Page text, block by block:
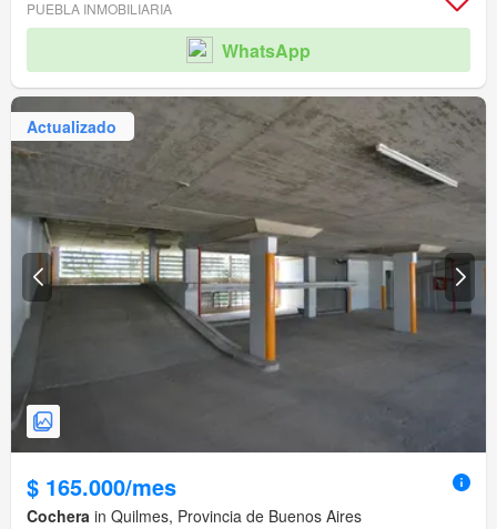
PUEBLA INMOBILIARIA
WhatsApp
Actualizado
$ 165.000/mes
Cochera in Quilmes, Provincia de Buenos Aires